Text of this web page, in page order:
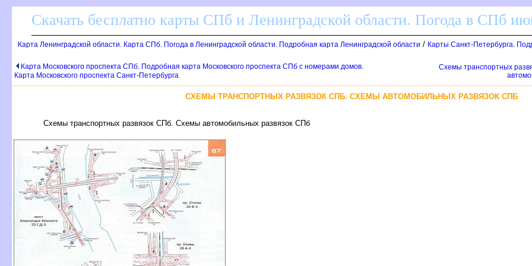
Скачать бесплатно карты СПб и Ленинградской области. Погода в СПб
Карта Ленинградской области. Карта СПб. Погода в Ленинградской области. Подробная карта Ленинградской области / Карты Санкт-Петербурга.
Карта Московского проспекта СПб. Подробная карта Московского проспекта СПб с номерами домов.
Карта Московского проспекта Санкт-Петербурга
Схемы транспортных
СХЕМЫ ТРАНСПОРТНЫХ РАЗВЯЗОК СПБ. СХЕМЫ АВТОМОБИЛЬНЫХ РАЗВЯЗОК СПБ
Схемы транспортных развязок СПб. Схемы автомобильных развязок СП